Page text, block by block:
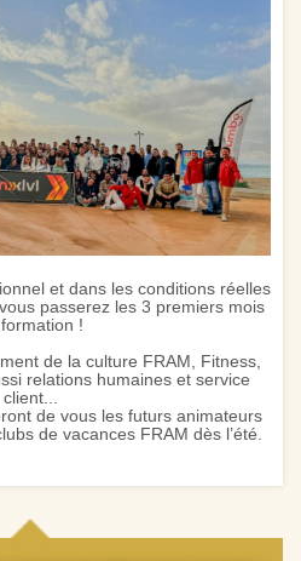
et dans les conditions réelles
passerez les 3 premiers mois
!
de la culture FRAM, Fitness,
relations humaines et service
client...
de vous les futurs animateurs
de vacances FRAM dès l’été.